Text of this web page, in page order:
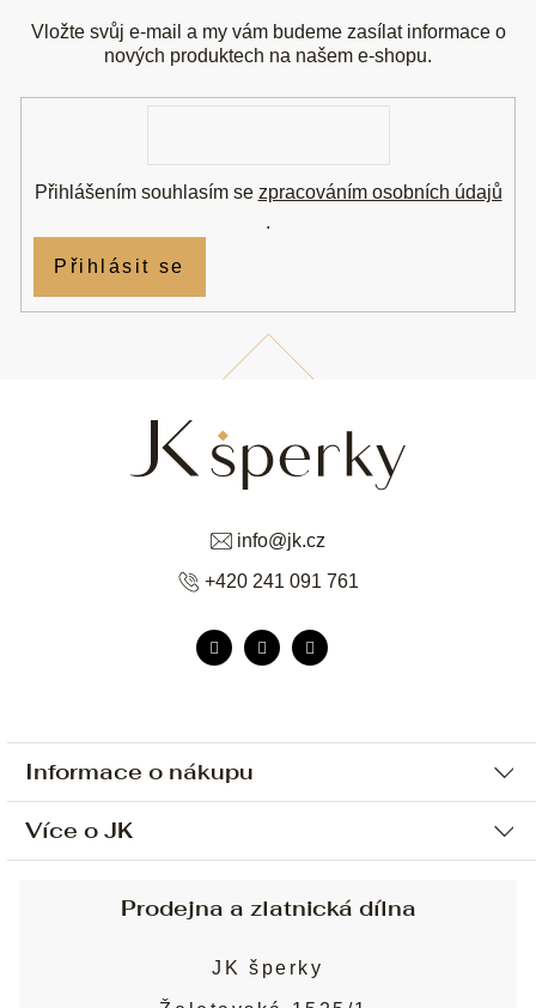
Informace o nákupu
Ochrana osobních údajů
Sjednání osobní schůzky
Obchodní podmínky
Puncovní značky
Více o JK
info@jk.cz
+420 241 091 761
Vložte svůj e-mail a my vám budeme zasílat informace o
nových produktech na našem e-shopu.
Přihlášením souhlasím se zpracováním osobních údajů
.
Přihlásit se
Prodejna a zlatnická dílna
JK šperky